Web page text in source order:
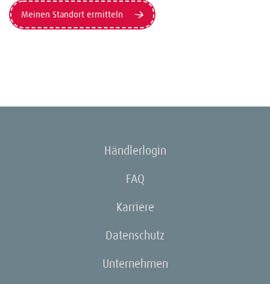
Meinen Standort ermitteln
Händlerlogin
FAQ
Karriere
Datenschutz
Unternehmen